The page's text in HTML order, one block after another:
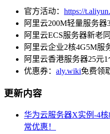
官方活动： https://
阿里云200M轻量服务器
阿里云ECS服务器新老
阿里云企业2核4G5M服
阿里云香港服务器25元
优惠券： aly.wiki免费领
更新内容
华为云服务器X实例-4
常优惠！